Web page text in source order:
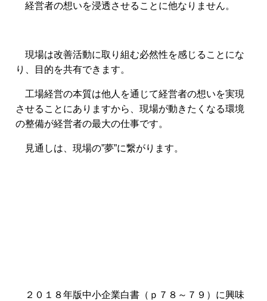
経営者の想いを浸透させることに他なりません。
現場は改善活動に取り組む必然性を感じることにな
り、目的を共有できます。
工場経営の本質は他人を通じて経営者の想いを実現
させることにありますから、現場が動きたくなる環境
の整備が経営者の最大の仕事です。
見通しは、現場の”夢”に繋がります。
２０１８年版中小企業白書（ｐ７８～７９）に興味